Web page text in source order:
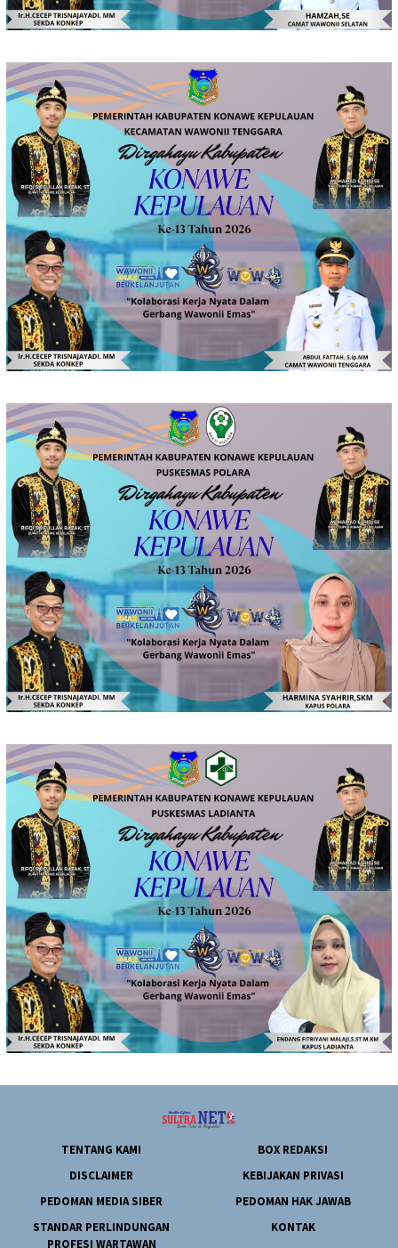
TENTANG KAMI
BOX REDAKSI
DISCLAIMER
KEBIJAKAN PRIVASI
PEDOMAN MEDIA SIBER
PEDOMAN HAK JAWAB
STANDAR PERLINDUNGAN
PROFESI WARTAWAN
KONTAK